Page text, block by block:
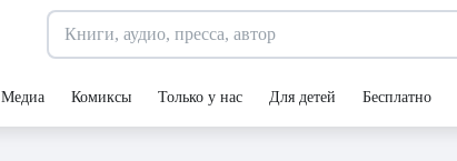
Медиа Комиксы Только у нас Для детей Бесплатно